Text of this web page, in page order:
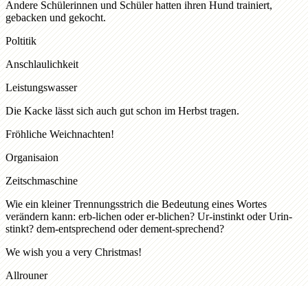
Andere Schülerinnen und Schüler hatten ihren Hund trainiert,
gebacken und gekocht.
Poltitik
Anschlaulichkeit
Leistungswasser
Die Kacke lässt sich auch gut schon im Herbst tragen.
Fröhliche Weichnachten!
Organisaion
Zeitschmaschine
Wie ein kleiner Trennungsstrich die Bedeutung eines Wortes
verändern kann: erb-lichen oder er-blichen? Ur-instinkt oder Urin-
stinkt? dem-entsprechend oder dement-sprechend?
We wish you a very Christmas!
Allrouner